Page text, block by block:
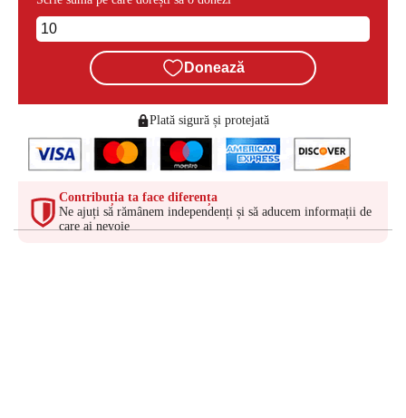
Donează
Plată sigură și protejată
Contribuția ta face diferența
Ne ajuți să rămânem independenți și să aducem informații de
care ai nevoie